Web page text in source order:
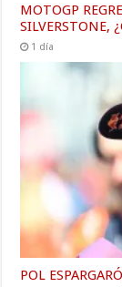
MOTOGP
SILVERSTONE,
1 día
POL